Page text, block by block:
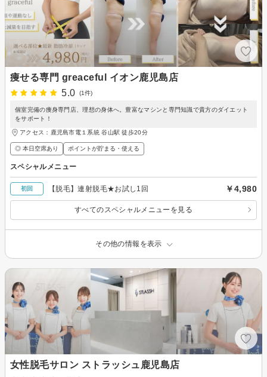
痩せる専門 greaceful イオン鹿児島店
5.0
(1件)
個室完備の痩身専門店、理想の身体へ。豊富なマシンと専門知識で貴方のダイエット
をサポート！
アクセス：鹿児島市電１系統 谷山駅 徒歩20分
◎ 本日空席あり ポイントが貯まる・使える
スペシャルメニュー
初回 【脱毛】連射脱毛★お試し1回 ￥4,980
すべてのスペシャルメニューを見る
その他の情報を表示
女性脱毛サロン ストラッシュ鹿児島店